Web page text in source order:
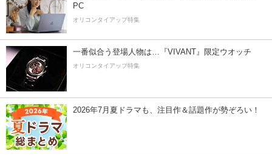
PC
オリコンタイアップ特集
一番似合う登場人物は…『VIVANT』限定ウオッチ
オリコンタイアップ特集
2026年7月夏ドラマも、注目作＆話題作が勢ぞろい！